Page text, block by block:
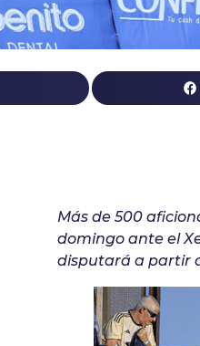
Más de 500
domingo ante el
disputará a partir